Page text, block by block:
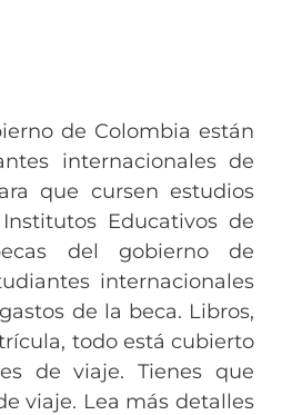
de Colombia están
internacionales de
que cursen estudios
Educativos de
del gobierno de
internacionales
de la beca. Libros,
todo está cubierto
de viaje. Tienes que
viaje. Lea más detalles